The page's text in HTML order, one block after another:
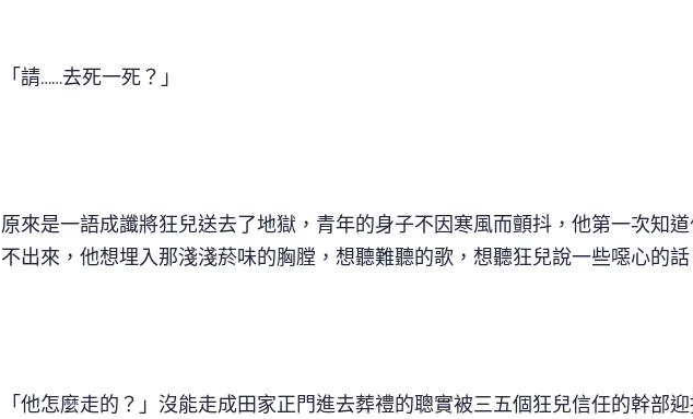
「請……去死一死？」
原來是一語成讖將狂兒送去了地獄，青年的身子不因寒風而顫抖，他第一次知
不出來，他想埋入那淺淺菸味的胸膛，想聽難聽的歌，想聽狂兒說一些噁心的話
「他怎麼走的？」沒能走成田家正門進去葬禮的聰實被三五個狂兒信任的幹部